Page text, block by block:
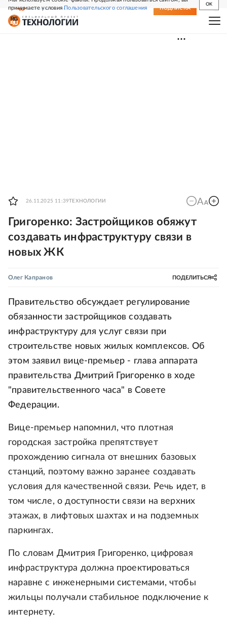
принимаете условияПользовательского соглашения
OK
СВЕЖИЙ НОМЕР ПОДПИСКА
26.11.2025 11:39ТЕХНОЛОГИИ
Григоренко: Застройщиков обяжут
создавать инфраструктуру связи в
новых ЖК
Олег Капранов ПОДЕЛИТЬСЯ
Правительство обсуждает регулирование
обязанности застройщиков создавать
инфраструктуру для услуг связи при
строительстве новых жилых комплексов. Об
этом заявил вице-премьер - глава аппарата
правительства Дмитрий Григоренко в ходе
"правительственного часа" в Совете
Федерации.
Вице-премьер напомнил, что плотная
городская застройка препятствует
прохождению сигнала от внешних базовых
станций, поэтому важно заранее создавать
условия для качественной связи. Речь идет, в
том числе, о доступности связи на верхних
этажах, в лифтовых шахтах и на подземных
паркингах.
По словам Дмитрия Григоренко, цифровая
инфраструктура должна проектироваться
наравне с инженерными системами, чтобы
жильцы получали стабильное подключение к
интернету.